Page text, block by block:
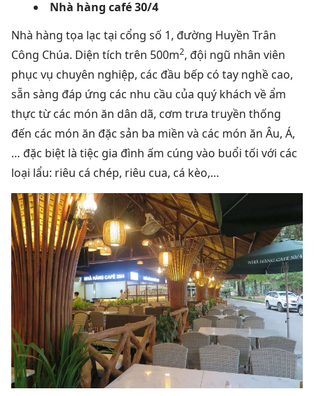
Nhà hàng café 30/4
Nhà hàng tọa lạc tại cổng số 1, đường Huyền Trân
Công Chúa. Diện tích trên 500m2, đội ngũ nhân viên
phục vụ chuyên nghiệp, các đầu bếp có tay nghề cao,
sẵn sàng đáp ứng các nhu cầu của quý khách về ẩm
thực từ các món ăn dân dã, cơm trưa truyền thống
đến các món ăn đặc sản ba miền và các món ăn Âu, Á,
… đặc biệt là tiệc gia đình ấm cúng vào buổi tối với các
loại lẩu: riêu cá chép, riêu cua, cá kèo,…